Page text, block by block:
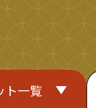
ト一覧